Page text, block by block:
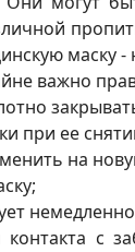
маску
важно
при ее
на
с